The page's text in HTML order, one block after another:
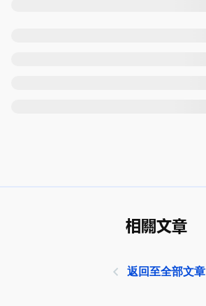
相關文章
返回至全部文章